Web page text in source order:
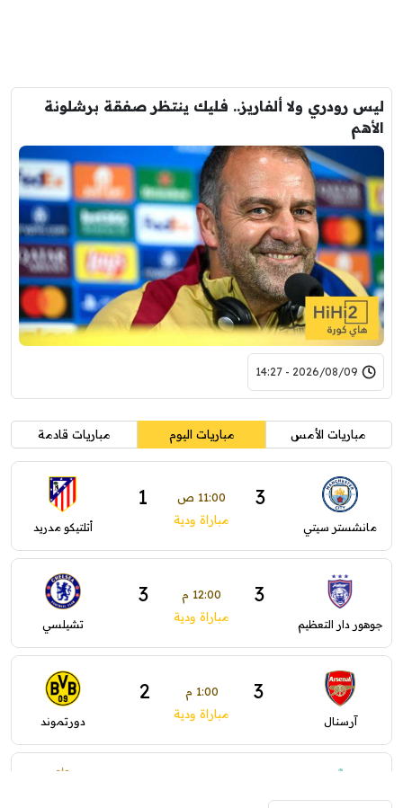
ليس رودري ولا ألفاريز.. فليك ينتظر صفقة برشلونة
الأهم
2026/08/09 - 14:27
مباريات الأمس مباريات اليوم مباريات قادمة
مانشستر سيتي
3 11:00 ص 1
مباراة ودية أتلتيكو مدريد
جوهور دار التعظيم
3 12:00 م 3
مباراة ودية تشيلسي
آرسنال
3 1:00 م 2
مباراة ودية دورتموند